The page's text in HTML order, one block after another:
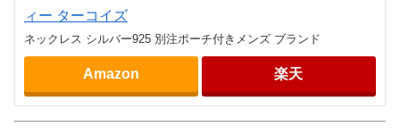
ィー ターコイズ
ネックレス シルバー925 別注ポーチ付きメンズ ブランド
Amazon 楽天